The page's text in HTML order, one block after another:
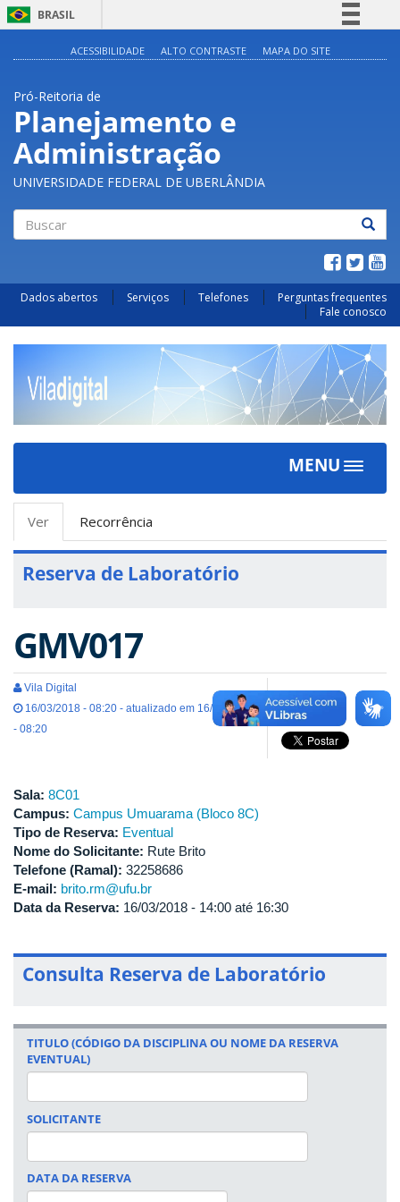
BRASIL
Acesso à informação
ACESSIBILIDADE ALTO CONTRASTE MAPA DO SITE
Pró-Reitoria de
Planejamento e
Administração
UNIVERSIDADE FEDERAL DE UBERLÂNDIA
Dados abertos Serviços Telefones
Perguntas frequentes
Fale conosco
MENU
Toggle
Abas
primárias
Ver
ativa)
Recorrência
Reserva de Laboratório
GMV017
Vila Digital
16/03/2018 - 08:20 - atualizado em 16/03/2018
- 08:20
Sala: 8C01
Campus: Campus Umuarama (Bloco 8C)
Tipo de Reserva: Eventual
Nome do Solicitante: Rute Brito
Telefone (Ramal): 32258686
E-mail: brito.rm@ufu.br
Data da Reserva: 16/03/2018 - 14:00 até 16:30
Consulta Reserva de Laboratório
TITULO (CÓDIGO DA DISCIPLINA OU NOME DA RESERVA
EVENTUAL)
SOLICITANTE
DATA DA RESERVA